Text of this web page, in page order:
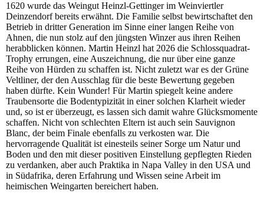
1620 wurde das Weingut Heinzl-Gettinger im Weinviertler
Deinzendorf bereits erwähnt. Die Familie selbst bewirtschaftet den
Betrieb in dritter Generation im Sinne einer langen Reihe von
Ahnen, die nun stolz auf den jüngsten Winzer aus ihren Reihen
herabblicken können. Martin Heinzl hat 2026 die Schlossquadrat-
Trophy errungen, eine Auszeichnung, die nur über eine ganze
Reihe von Hürden zu schaffen ist. Nicht zuletzt war es der Grüne
Veltliner, der den Ausschlag für die beste Bewertung gegeben
haben dürfte. Kein Wunder! Für Martin spiegelt keine andere
Traubensorte die Bodentypizität in einer solchen Klarheit wieder
und, so ist er überzeugt, es lassen sich damit wahre Glücksmomente
schaffen. Nicht von schlechten Eltern ist auch sein Sauvignon
Blanc, der beim Finale ebenfalls zu verkosten war. Die
hervorragende Qualität ist einesteils seiner Sorge um Natur und
Boden und den mit dieser positiven Einstellung gepflegten Rieden
zu verdanken, aber auch Praktika in Napa Valley in den USA und
in Südafrika, deren Erfahrung und Wissen seine Arbeit im
heimischen Weingarten bereichert haben.